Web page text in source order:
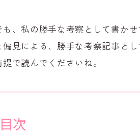
も、私の勝手な考察として書かせ
偏見による、勝手な考察記事とし
で読んでくださいね。
目次